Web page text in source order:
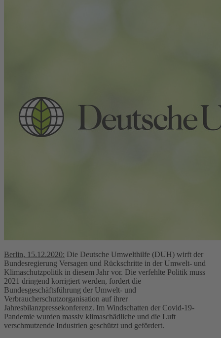
Berlin, 15.12.2020: Die Deutsche Umwelthilfe (DUH) wirft der
Bundesregierung Versagen und Rückschritte in der Umwelt- und
Klimaschutzpolitik in diesem Jahr vor. Die verfehlte Politik muss
2021 dringend korrigiert werden, fordert die
Bundesgeschäftsführung der Umwelt- und
Verbraucherschutzorganisation auf ihrer
Jahresbilanzpressekonferenz. Im Windschatten der Covid-19-
Pandemie wurden massiv klimaschädliche und die Luft
verschmutzende Industrien geschützt und gefördert.